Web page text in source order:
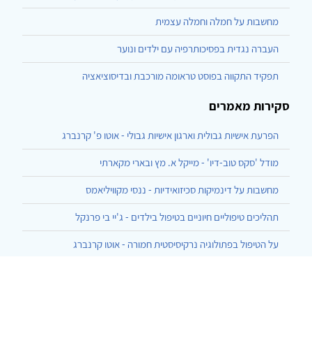
מחשבות על חמלה וחמלה עצמית
העברה נגדית בפסיכותרפיה עם ילדים ונוער
תפקיד התקווה בפוסט טראומה מורכבת ובדיסוציאציה
סקירות מאמרים
הפרעת אישיות גבולית וארגון אישיות גבולי - אוטו פ' קרנברג
מודל 'סקס טוב-דיו' - מייקל א. מץ ובארי מקארתי
מחשבות על דינמיקות סכיזואידיות - ננסי מקוויליאמס
תהליכים טיפוליים חיוניים בטיפול בילדים - ג'יי בי פרנקל
על הטיפול בפתולוגיה נרקיסיסטית חמורה - אוטו קרנברג